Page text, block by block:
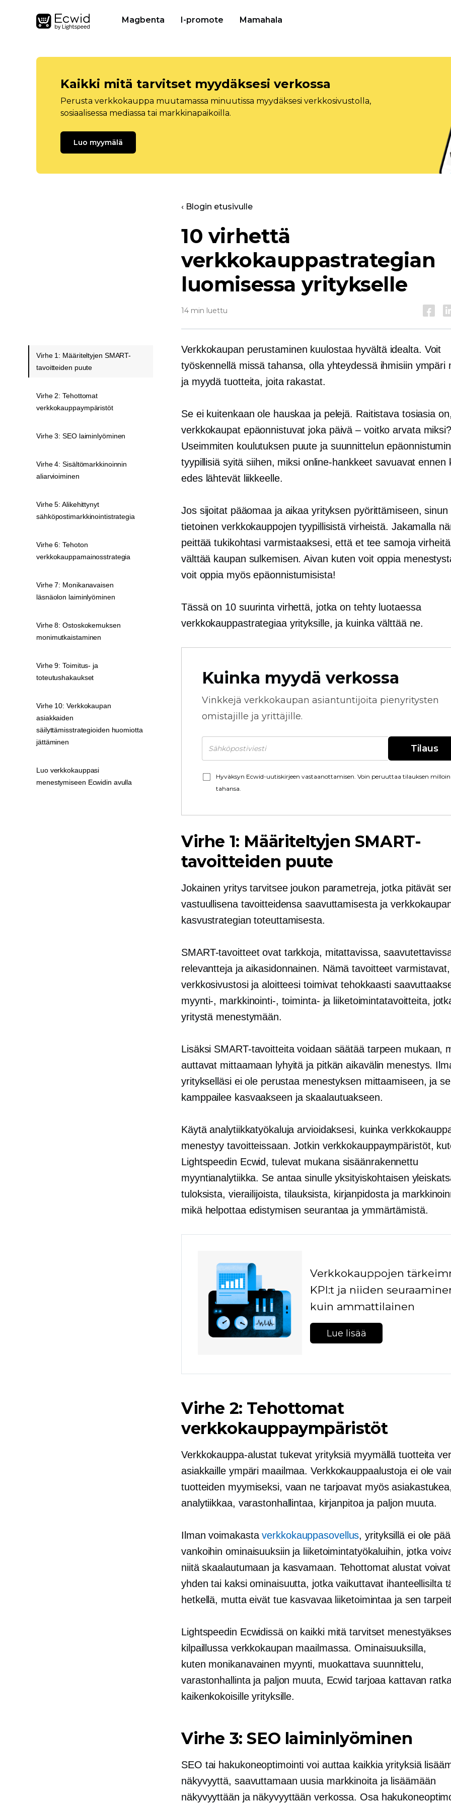
Magbenta I-promote Mamahala
Kaikki mitä tarvitset myydäksesi verkossa
Perusta verkkokauppa muutamassa minuutissa myydäksesi verkkosivustolla,
sosiaalisessa mediassa tai markkinapaikoilla.
Luo myymälä
‹ Blogin etusivulle
10 virhettä
verkkokauppastrategian
luomisessa yritykselle
14 min luettu
Verkkokaupan perustaminen kuulostaa hyvältä idealta. Voit
työskennellä missä tahansa, olla yhteydessä ihmisiin ympäri
ja myydä tuotteita, joita rakastat.
Se ei kuitenkaan ole hauskaa ja pelejä. Raitistava tosiasia
verkkokaupat epäonnistuvat joka päivä – voitko arvata miksi?
Useimmiten koulutuksen puute ja suunnittelun
tyypillisiä syitä siihen, miksi online-hankkeet savuavat ennen
edes lähtevät liikkeelle.
Jos sijoitat pääomaa ja aikaa yrityksen pyörittämiseen, sinun
tietoinen verkkokauppojen tyypillisistä virheistä. Jakamalla
peittää tukikohtasi varmistaaksesi, että et tee samoja
välttää kaupan sulkemisen. Aivan kuten voit oppia
voit oppia myös epäonnistumisista!
Tässä on 10 suurinta virhettä, jotka on tehty luotaessa
verkkokauppastrategiaa yrityksille, ja kuinka välttää ne.
Kuinka myydä verkossa
Vinkkejä verkkokaupan asiantuntijoita pienyritysten
omistajille ja yrittäjille.
Tilaus
Hyväksyn Ecwid-uutiskirjeen vastaanottamisen. Voin peruuttaa tilauksen milloin
tahansa.
Virhe 1: Määriteltyjen SMART-
tavoitteiden puute
Jokainen yritys tarvitsee joukon parametreja, jotka pitävät
vastuullisena tavoitteidensa saavuttamisesta ja
kasvustrategian toteuttamisesta.
SMART-tavoitteet ovat tarkkoja, mitattavissa,
relevantteja jaaikasidonnainen. Nämä tavoitteet
verkkosivustosi ja aloitteesi toimivat tehokkaasti
myynti-, markkinointi-, toiminta- ja liiketoimintatavoitteita,
yritystä menestymään.
Lisäksi SMART-tavoitteita voidaan säätää tarpeen mukaan,
auttavat mittaamaan lyhyitä ja pitkän aikavälin menestys.
yritykselläsi ei ole perustaa menestyksen mittaamiseen, ja se
kamppailee kasvaakseen ja skaalautuakseen.
Käytä analytiikkatyökaluja arvioidaksesi, kuinka
menestyy tavoitteissaan. Jotkin verkkokauppaympäristöt,
Lightspeedin Ecwid, tulevat mukana sisäänrakennettu
myyntianalytiikka. Se antaa sinulle yksityiskohtaisen
tuloksista, vierailijoista, tilauksista, kirjanpidosta ja
mikä helpottaa edistymisen seurantaa ja ymmärtämistä.
Verkkokauppojen
KPI:t ja niiden
kuin ammattilainen
Lue lisää
Virhe 2: Tehottomat
verkkokauppaympäristöt
Verkkokauppa-alustat tukevat yrityksiä myymällä tuotteita
asiakkaille ympäri maailmaa. Verkkokauppaalustoja ei ole
tuotteiden myymiseksi, vaan ne tarjoavat myös
analytiikkaa, varastonhallintaa, kirjanpitoa ja paljon muuta.
Ilman voimakastaverkkokauppasovellus, yrityksillä ei ole
vankoihin ominaisuuksiin ja liiketoimintatyökaluihin, jotka
niitä skaalautumaan ja kasvamaan. Tehottomat alustat
yhden tai kaksi ominaisuutta, jotka vaikuttavat ihanteellisilta
hetkellä, mutta eivät tue kasvavaa liiketoimintaa ja sen
Lightspeedin Ecwidissä on kaikki mitä tarvitset
kilpaillussa verkkokaupan maailmassa. Ominaisuuksilla,
kuten monikanavainen myynti, muokattava suunnittelu,
varastonhallinta ja paljon muuta, Ecwid tarjoaa kattavan
kaikenkokoisille yrityksille.
Virhe 3: SEO laiminlyöminen
SEO tai hakukoneoptimointi voi auttaa kaikkia yrityksiä
näkyvyyttä, saavuttamaan uusia markkinoita ja lisäämään
näkyvyyttään ja näkyvyyttään verkossa. Osa
Virhe 1: Määriteltyjen SMART-
tavoitteiden puute
Virhe 2: Tehottomat
verkkokauppaympäristöt
Virhe 3: SEO laiminlyöminen
Virhe 4: Sisältömarkkinoinnin
aliarvioiminen
Virhe 5: Alikehittynyt
sähköpostimarkkinointistrategia
Virhe 6: Tehoton
verkkokauppamainosstrategia
Virhe 7: Monikanavaisen
läsnäolon laiminlyöminen
Virhe 8: Ostoskokemuksen
monimutkaistaminen
Virhe 9: Toimitus- ja
toteutushakaukset
Virhe 10: Verkkokaupan
asiakkaiden
säilyttämisstrategioiden huomiotta
jättäminen
Luo verkkokauppasi
menestymiseen Ecwidin avulla